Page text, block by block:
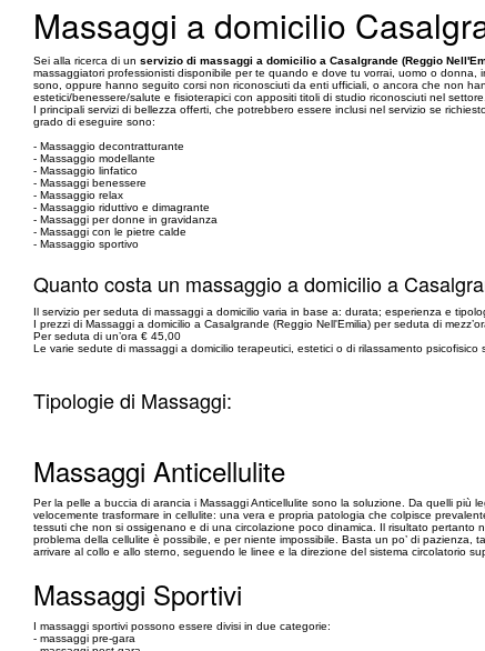
Massaggi a domicilio
Sei alla ricerca di un servizio di massaggi a domicilio a Casalgrande (Reggio
massaggiatori professionisti disponibile per te quando e dove tu vorrai, uomo o
sono, oppure hanno seguito corsi non riconosciuti da enti ufficiali, o ancora che non
estetici/benessere/salute e fisioterapici con appositi titoli di studio riconosciuti nel
I principali servizi di bellezza offerti, che potrebbero essere inclusi nel servizio se
grado di eseguire sono:
- Massaggio decontratturante
- Massaggio modellante
- Massaggio linfatico
- Massaggi benessere
- Massaggio relax
- Massaggio riduttivo e dimagrante
- Massaggi per donne in gravidanza
- Massaggi con le pietre calde
- Massaggio sportivo
Quanto costa un massaggio a domicilio a
Il servizio per seduta di massaggi a domicilio varia in base a: durata; esperienza e
I prezzi di Massaggi a domicilio a Casalgrande (Reggio Nell'Emilia) per seduta di
Per seduta di un’ora € 45,00
Le varie sedute di massaggi a domicilio terapeutici, estetici o di rilassamento
Tipologie di Massaggi:
Massaggi Anticellulite
Per la pelle a buccia di arancia i Massaggi Anticellulite sono la soluzione. Da quelli
velocemente trasformare in cellulite: una vera e propria patologia che colpisce
tessuti che non si ossigenano e di una circolazione poco dinamica. Il risultato
problema della cellulite è possibile, e per niente impossibile. Basta un po’ di
arrivare al collo e allo sterno, seguendo le linee e la direzione del sistema circolatorio
Massaggi Sportivi
I massaggi sportivi possono essere divisi in due categorie:
- massaggi pre-gara